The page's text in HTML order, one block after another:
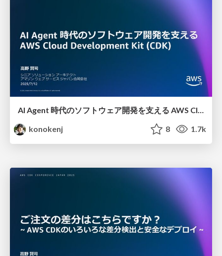
AI Agent 時代のソフトウェア開発を支える AWS Cloud Development Kit (CDK)
konokenj
8 1.7k